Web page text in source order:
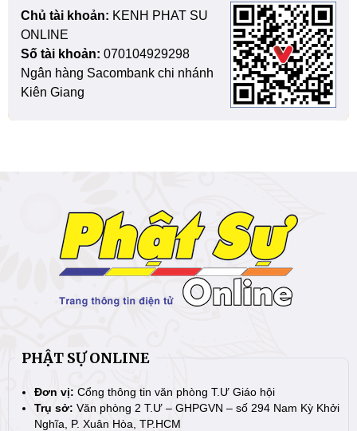
Chủ tài khoản: KENH PHAT SU
ONLINE
Số tài khoản: 070104929298
Ngân hàng Sacombank chi nhánh
Kiên Giang
PHẬT SỰ ONLINE
Đơn vị: Cổng thông tin văn phòng T.Ư Giáo hội
Trụ sở: Văn phòng 2 T.Ư – GHPGVN – số 294 Nam Kỳ Khởi
Nghĩa, P. Xuân Hòa, TP.HCM